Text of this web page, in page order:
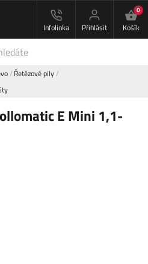
Infolinka Přihlásit
0
Košík
Řetězové pily
E Mini 1,1-